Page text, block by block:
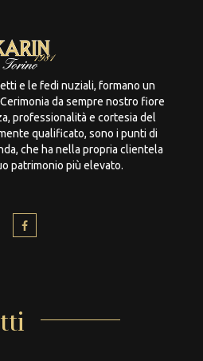
e le fedi nuziali, formano un
da sempre nostro fiore
professionalità e cortesia del
qualificato, sono i punti di
che ha nella propria clientela
patrimonio più elevato.